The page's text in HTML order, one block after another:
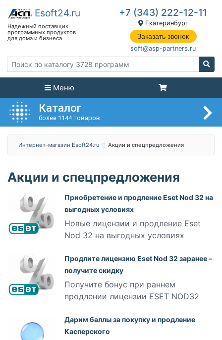
+7 (343) 222-12-11
Екатеринбург
Заказать звонок
soft@asp-partners.ru
Меню
Каталог
более 1144 товаров
Интернет-магазин Esoft24.ru Акции и спецпредложения
Акции и спецпредложения
Приобретение и продление Eset Nod 32 на
выгодных условиях
Новые лицензии и продление Eset
Nod 32 на выгодных условиях
Продлите лицензию Eset Nod 32 заранее –
получите скидку
Получите бонус при раннем
продлении лицензии ESET NOD32
Дарим баллы за покупку и продление
Касперского